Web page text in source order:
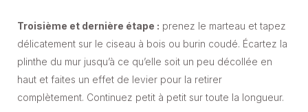
Troisième et dernière étape : prenez le marteau et tapez
délicatement sur le ciseau à bois ou burin coudé. Écartez la
plinthe du mur jusqu’à ce qu’elle soit un peu décollée en
haut et faites un effet de levier pour la retirer
complètement. Continuez petit à petit sur toute la longueur.